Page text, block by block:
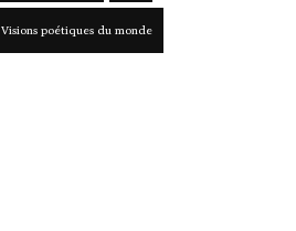
Visions poétiques du monde